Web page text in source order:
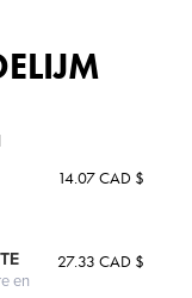
14.07 CAD $
en
27.33 CAD $